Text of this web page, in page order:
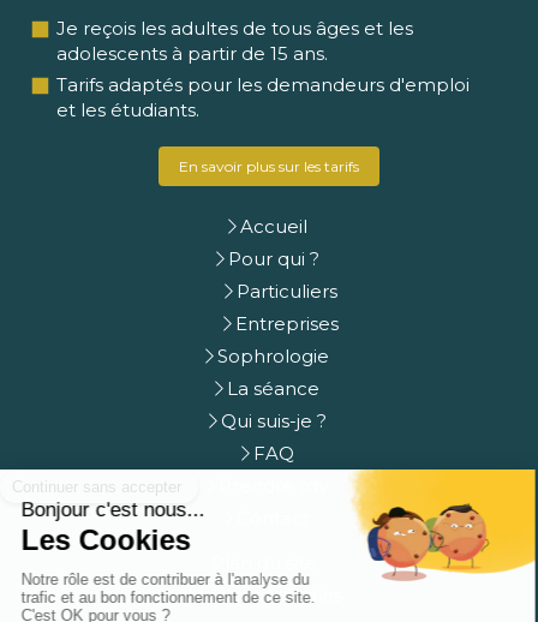
Je reçois les adultes de tous âges et les
adolescents à partir de 15 ans.
Tarifs adaptés pour les demandeurs d'emploi
et les étudiants.
En savoir plus sur les tarifs
Accueil
Pour qui ?
Particuliers
Entreprises
Sophrologie
La séance
Qui suis-je ?
FAQ
Mentions légales